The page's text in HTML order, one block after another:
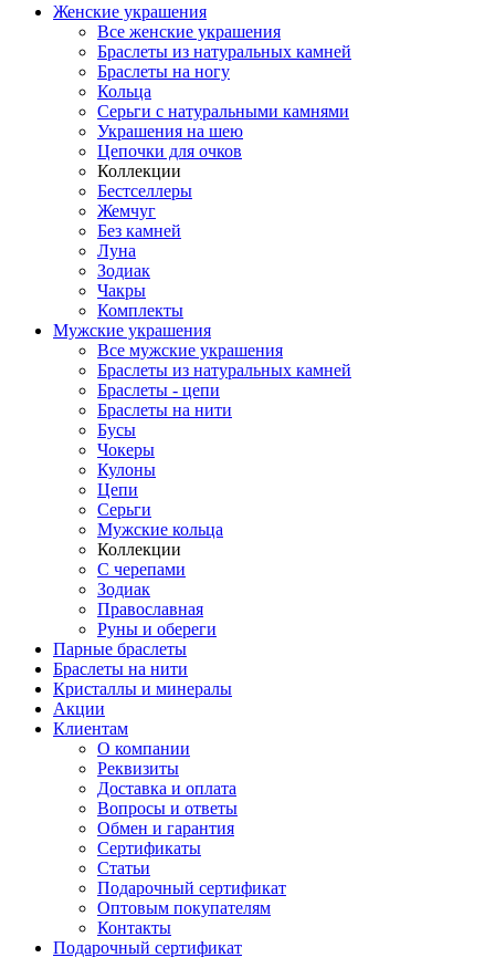
Женские украшения
Все женские украшения
Браслеты из натуральных камней
Браслеты на ногу
Кольца
Серьги с натуральными камнями
Украшения на шею
Цепочки для очков
Коллекции
Бестселлеры
Жемчуг
Без камней
Луна
Зодиак
Чакры
Комплекты
Мужские украшения
Все мужские украшения
Браслеты из натуральных камней
Браслеты - цепи
Браслеты на нити
Бусы
Чокеры
Кулоны
Цепи
Серьги
Мужские кольца
Коллекции
С черепами
Зодиак
Православная
Руны и обереги
Парные браслеты
Браслеты на нити
Кристаллы и минералы
Акции
Клиентам
О компании
Реквизиты
Доставка и оплата
Вопросы и ответы
Обмен и гарантия
Сертификаты
Статьи
Подарочный сертификат
Оптовым покупателям
Контакты
Подарочный сертификат